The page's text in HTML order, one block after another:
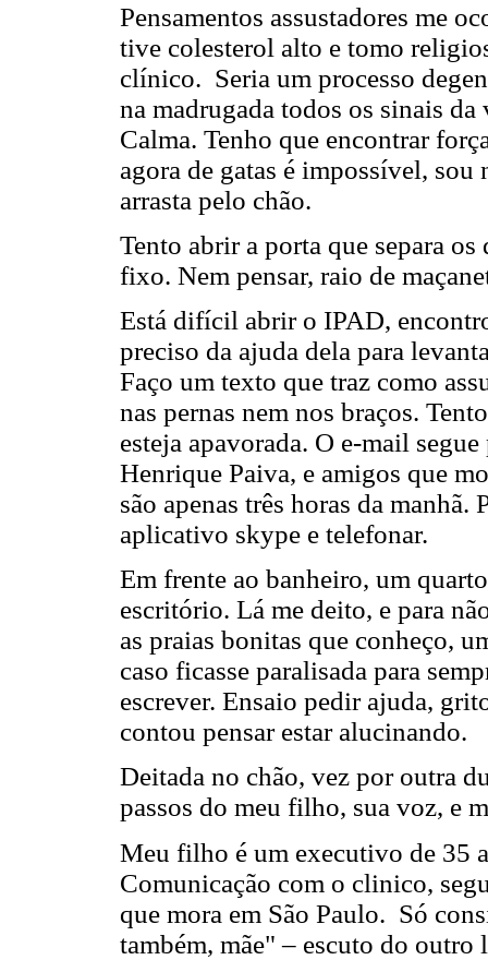
Pensamentos assustadores me
tive colesterol alto e tomo
clínico. Seria um processo
na madrugada todos os sinais da
Calma. Tenho que encontrar
agora de gatas é impossível,
arrasta pelo chão.
Tento abrir a porta que separa
fixo. Nem pensar, raio de
Está difícil abrir o IPAD,
preciso da ajuda dela para
Faço um texto que traz como
nas pernas nem nos braços.
esteja apavorada. O e-mail
Henrique Paiva, e amigos que
são apenas três horas da
aplicativo skype e telefonar.
Em frente ao banheiro, um
escritório. Lá me deito, e para
as praias bonitas que conheço,
caso ficasse paralisada para
escrever. Ensaio pedir ajuda,
contou pensar estar alucinando.
Deitada no chão, vez por outra
passos do meu filho, sua voz, e
Meu filho é um executivo de 35
Comunicação com o clinico,
que mora em São Paulo. Só
também, mãe" – escuto do outro